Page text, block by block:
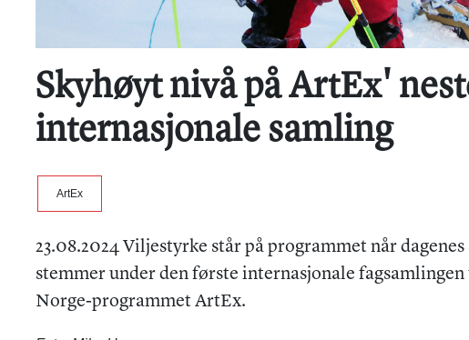
Skyhøyt nivå på ArtEx'
internasjonale samling
ArtEx
23.08.2024 Viljestyrke står på programmet når
stemmer under den første internasjonale
Norge-programmet ArtEx.